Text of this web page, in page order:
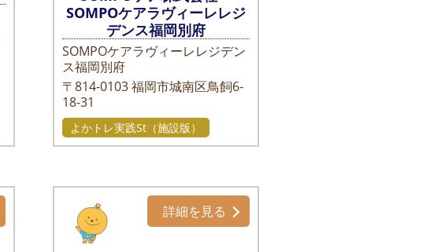
SOMPOケアラヴィーレレジ
デンス福岡別府
SOMPOケアラヴィーレレジデン
ス福岡別府
〒814-0103 福岡市城南区鳥飼6-
18-31
よかトレ実践St（施設版）
詳細を見る